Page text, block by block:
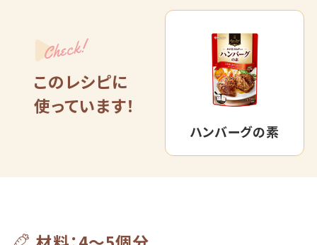
Check!
このレシピに
使っています！
ハンバーグの素